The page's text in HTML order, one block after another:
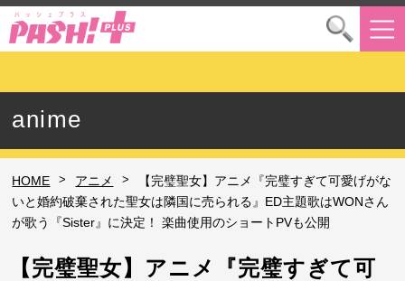
anime
HOME > アニメ >
【完璧聖女】アニメ『完璧すぎて可愛げがな
いと婚約破棄された聖女は隣国に売られる』ED主題歌はWONさん
が歌う『Sister』に決定！ 楽曲使用のショートPVも公開
【完璧聖女】アニメ『完璧すぎて可